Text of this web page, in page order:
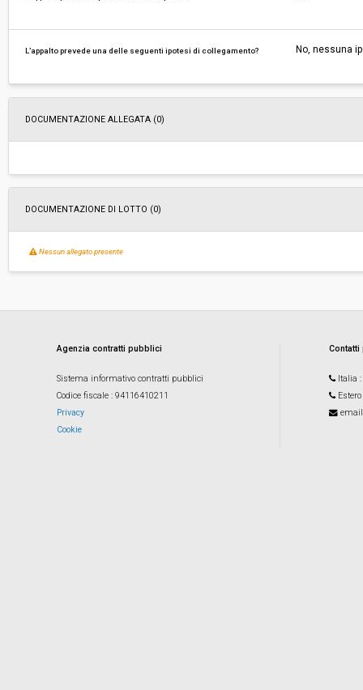
L’appalto prevede una delle seguenti ipotesi di collegamento? No, nessuna
DOCUMENTAZIONE ALLEGATA (0)
DOCUMENTAZIONE DI LOTTO (0)
Nessun allegato presente
Agenzia contratti pubblici
Sistema informativo contratti pubblici
Codice fiscale : 94116410211
Privacy
Cookie
Italia
Estero
email